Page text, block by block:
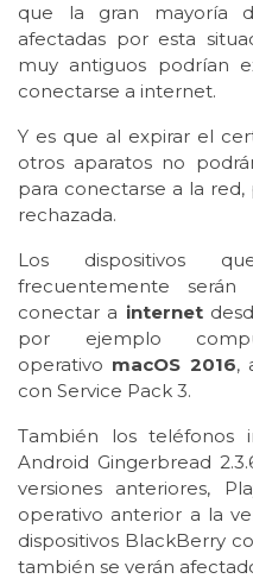
que la gran mayoría
afectadas por esta
muy antiguos podrían
conectarse a internet.
Y es que al expirar el
otros aparatos no
para conectarse a la
rechazada.
Los dispositivos
frecuentemente
conectar a internet
por ejemplo
operativo macOS 2016,
con Service Pack 3.
También los teléfonos
Android Gingerbread
versiones anteriores,
operativo anterior a la
dispositivos BlackBerry
también se verán